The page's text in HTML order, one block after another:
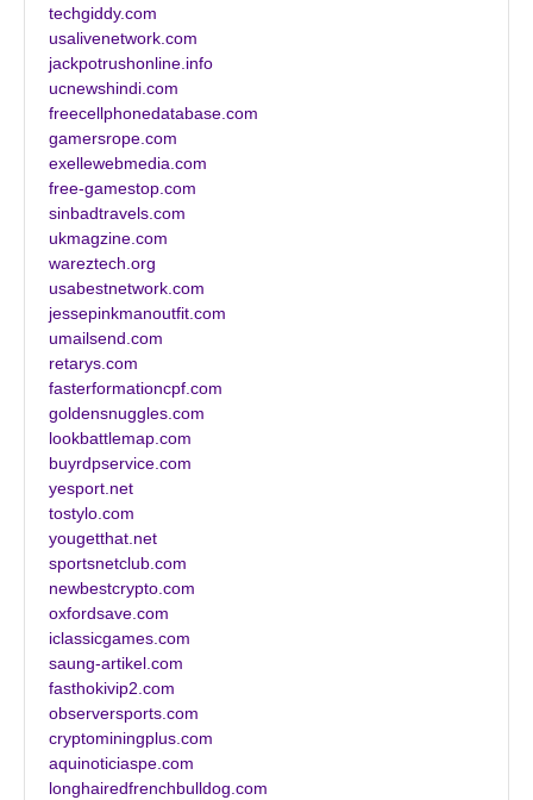
techgiddy.com
usalivenetwork.com
jackpotrushonline.info
ucnewshindi.com
freecellphonedatabase.com
gamersrope.com
exellewebmedia.com
free-gamestop.com
sinbadtravels.com
ukmagzine.com
wareztech.org
usabestnetwork.com
jessepinkmanoutfit.com
umailsend.com
retarys.com
fasterformationcpf.com
goldensnuggles.com
lookbattlemap.com
buyrdpservice.com
yesport.net
tostylo.com
yougetthat.net
sportsnetclub.com
newbestcrypto.com
oxfordsave.com
iclassicgames.com
saung-artikel.com
fasthokivip2.com
observersports.com
cryptominingplus.com
aquinoticiaspe.com
longhairedfrenchbulldog.com